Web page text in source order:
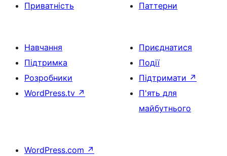
Приватність
Паттерни
Навчання
Підтримка
Розробники
WordPress.tv ↗
Приєднатися
Події
Підтримати ↗
П'ять для
майбутнього
WordPress.com ↗